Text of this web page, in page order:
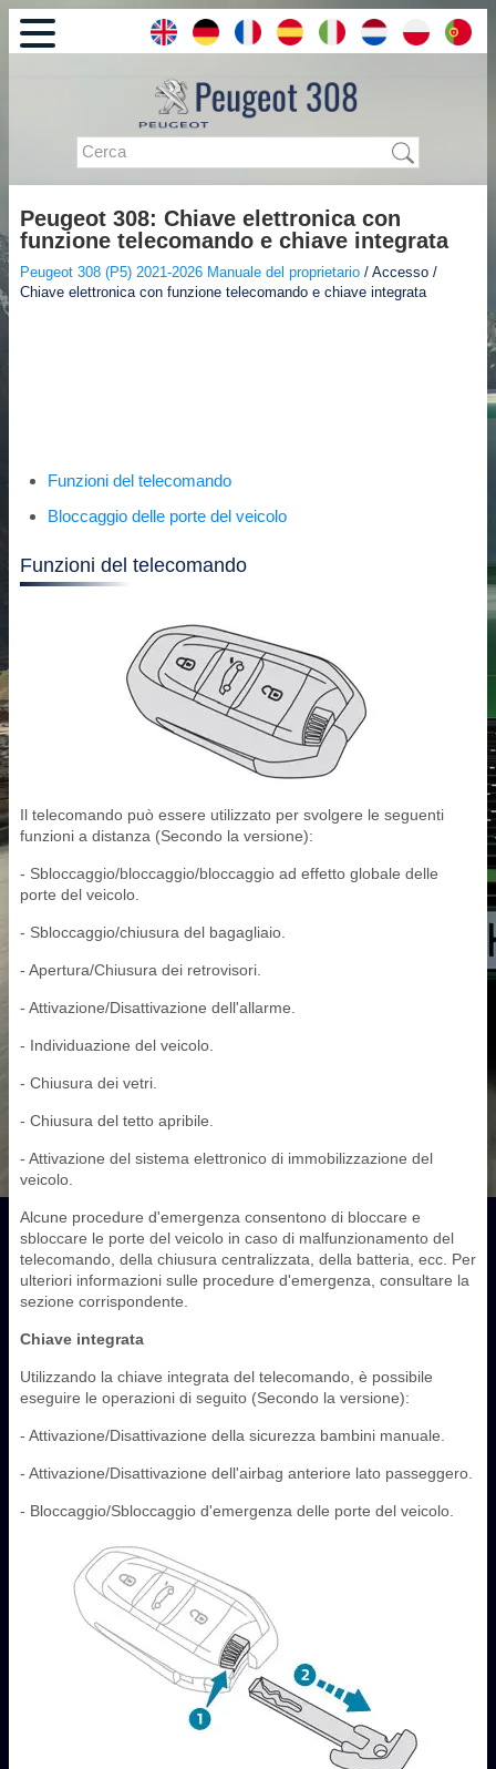
Peugeot 308: Chiave elettronica con
funzione telecomando e chiave integrata
Peugeot 308 (P5) 2021-2026 Manuale del proprietario / Accesso /
Chiave elettronica con funzione telecomando e chiave integrata
Funzioni del telecomando
Bloccaggio delle porte del veicolo
Funzioni del telecomando
Il telecomando può essere utilizzato per svolgere le seguenti
funzioni a distanza (Secondo la versione):
- Sbloccaggio/bloccaggio/bloccaggio ad effetto globale delle
porte del veicolo.
- Sbloccaggio/chiusura del bagagliaio.
- Apertura/Chiusura dei retrovisori.
- Attivazione/Disattivazione dell'allarme.
- Individuazione del veicolo.
- Chiusura dei vetri.
- Chiusura del tetto apribile.
- Attivazione del sistema elettronico di immobilizzazione del
veicolo.
Alcune procedure d'emergenza consentono di bloccare e
sbloccare le porte del veicolo in caso di malfunzionamento del
telecomando, della chiusura centralizzata, della batteria, ecc. Per
ulteriori informazioni sulle procedure d'emergenza, consultare la
sezione corrispondente.
Chiave integrata
Utilizzando la chiave integrata del telecomando, è possibile
eseguire le operazioni di seguito (Secondo la versione):
- Attivazione/Disattivazione della sicurezza bambini manuale.
- Attivazione/Disattivazione dell'airbag anteriore lato passeggero.
- Bloccaggio/Sbloccaggio d'emergenza delle porte del veicolo.